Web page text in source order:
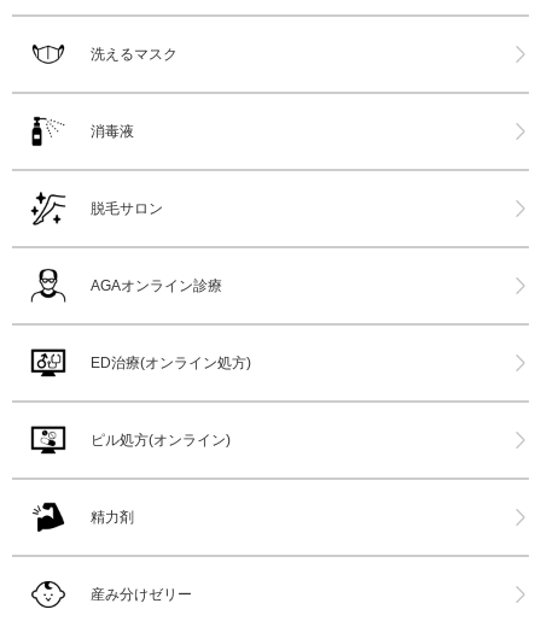
洗えるマスク
消毒液
脱毛サロン
AGAオンライン診療
ED治療(オンライン処方)
ピル処方(オンライン)
精力剤
産み分けゼリー